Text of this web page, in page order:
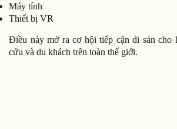
Máy tính
Thiết bị VR
Điều này mở ra cơ hội tiếp cận di sản cho
cứu và du khách trên toàn thế giới.